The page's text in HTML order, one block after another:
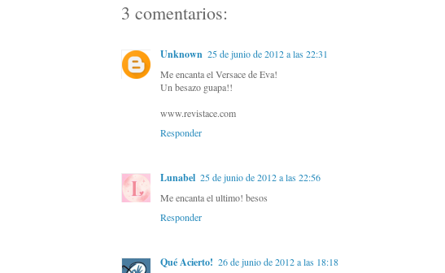
3 comentarios:
Unknown 25 de junio de 2012 a las 22:31
Me encanta el Versace de Eva!
Un besazo guapa!!
www.revistace.com
Responder
Lunabel 25 de junio de 2012 a las 22:56
Me encanta el ultimo! besos
Responder
Qué Acierto! 26 de junio de 2012 a las 18:18